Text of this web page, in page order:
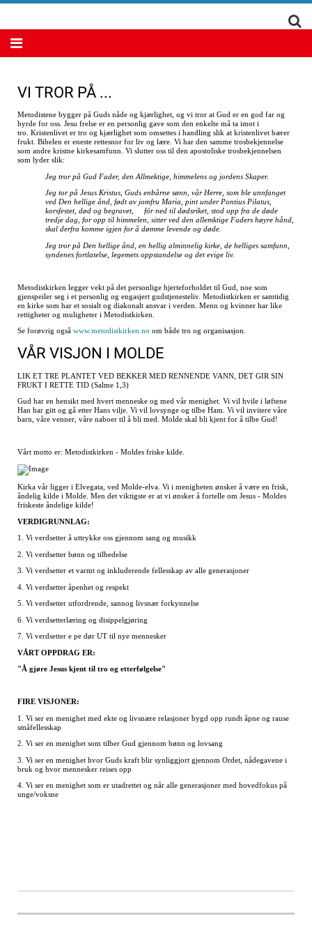
VI TROR PÅ ...
Metodistene bygger på Guds nåde og kjærlighet, og vi tror at Gud er en god far og
hyrde for oss. Jesu frelse er en personlig gave som den enkelte må ta imot i
tro. Kristenlivet er tro og kjærlighet som omsettes i handling slik at kristenlivet bærer
frukt. Bibelen er eneste rettesnor for liv og lære. Vi har den samme trosbekjennelse
som andre kristne kirkesamfunn. Vi slutter oss til den apostoliske trosbekjennelsen
som lyder slik:
Jeg tror på Gud Fader, den Allmektige, himmelens og jordens Skaper.
Jeg tor på Jesus Kristus, Guds enbårne sønn, vår Herre, som ble unnfanget
ved Den hellige ånd, født av jomfru Maria, pint under Pontius Pilatus,
korsfestet, død og begravet, fór ned til dødsriket, stod opp fra de døde
tredje dag, for opp til himmelen, sitter ved den allemktige Faders høyre hånd,
skal derfra komme igjen for å dømme levende og døde.
Jeg tror på Den hellige ånd, en hellig alminnelig kirke, de helliges samfunn,
syndenes fortlatelse, legemets oppstandelse og det evige liv.
Metodistkirken legger vekt på det personlige hjerteforholdet til Gud, noe som
gjenspeiler seg i et personlig og engasjert gudstjenesteliv. Metodistkirken er samtidig
en kirke som har et sosialt og diakonalt ansvar i verden. Menn og kvinner har like
rettigheter og muligheter i Metodistkirken.
Se forøvrig også www.metodistkirken.no om både tro og organisasjon.
VÅR VISJON I MOLDE
LIK ET TRE PLANTET VED BEKKER MED RENNENDE VANN, DET GIR SIN
FRUKT I RETTE TID (Salme 1,3)
Gud har en hensikt med hvert menneske og med vår menighet. Vi vil hvile i løftene
Han har gitt og gå etter Hans vilje. Vi vil lovsynge og tilbe Ham. Vi vil invitere våre
barn, våre venner, våre naboer til å bli med. Molde skal bli kjent for å tilbe Gud!
Vårt motto er: Metodistkirken - Moldes friske kilde.
Kirka vår ligger i Elvegata, ved Molde-elva. Vi i menigheten ønsker å være en frisk,
åndelig kilde i Molde. Men det viktigste er at vi ønsker å fortelle om Jesus - Moldes
friskeste åndelige kilde!
VERDIGRUNNLAG:
1. Vi verdsetter å uttrykke oss gjennom sang og musikk
2. Vi verdsetter bønn og tilbedelse
3. Vi verdsetter et varmt og inkluderende fellesskap av alle generasjoner
4. Vi verdsetter åpenhet og respekt
5. Vi verdsetter utfordrende, sannog livsnær forkynnelse
6. Vi verdsetterlæring og disippelgjøring
7. Vi verdsetter e pe dør UT til nye mennesker
VÅRT OPPDRAG ER:
"Å gjøre Jesus kjent til tro og etterfølgelse"
FIRE VISJONER:
1. Vi ser en menighet med ekte og livsnære relasjoner bygd opp rundt åpne og rause
småfellesskap
2. Vi ser en menighet som tilber Gud gjennom bønn og lovsang
3. Vi ser en menighet hvor Guds kraft blir synliggjort gjennom Ordet, nådegavene i
bruk og hvor mennesker reises opp
4. Vi ser en menighet som er utadrettet og når alle generasjoner med hovedfokus på
unge/voksne